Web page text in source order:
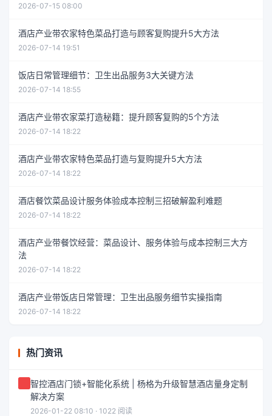
2026-07-15 08:00
酒店产业带农家特色菜品打造与顾客复购提升5大方法
2026-07-14 19:51
饭店日常管理细节：卫生出品服务3大关键方法
2026-07-14 18:55
酒店产业带农家菜打造秘籍：提升顾客复购的5个方法
2026-07-14 18:22
酒店产业带农家特色菜品打造与复购提升5大方法
2026-07-14 18:22
酒店餐饮菜品设计服务体验成本控制三招破解盈利难题
2026-07-14 18:22
酒店产业带餐饮经营：菜品设计、服务体验与成本控制三大方
法
2026-07-14 18:22
酒店产业带饭店日常管理：卫生出品服务细节实操指南
2026-07-14 18:22
热门资讯
智控酒店门锁+智能化系统 | 杨格为升级智慧酒店量身定制
解决方案
2026-01-22 08:10 · 1022 阅读